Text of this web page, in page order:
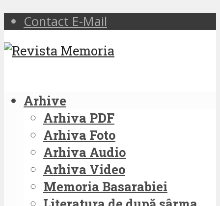
Contact E-Mail
Arhive
Arhiva PDF
Arhiva Foto
Arhiva Audio
Arhiva Video
Memoria Basarabiei